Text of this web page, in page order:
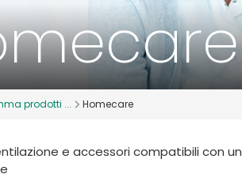
prodotti ... Homecare
e accessori compatibili con